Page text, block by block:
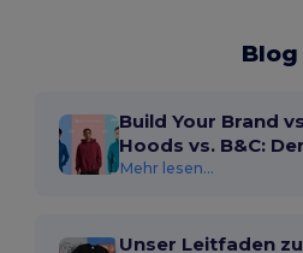
Blog
Build Your Brand
Hoods vs. B&C:
Mehr lesen...
Unser Leitfaden